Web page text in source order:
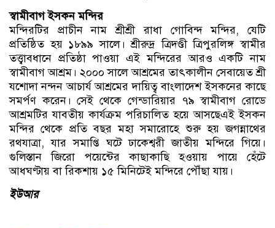
স্বামীবাগ ইসকন মন্দির
মন্দিরটির প্রাচীন নাম শ্রীশ্রী রাধা গোবিন্দ মন্দির, যেটি
প্রতিষ্ঠিত হয় ১৮৯৯ সালে। শ্রীরুদ্র ত্রিদণ্ডী ত্রিপুরলিঙ্গ স্বামীর
তত্ত্বাবধানে প্রতিষ্ঠা পাওয়া এই মন্দিরের আরও একটি নাম
স্বামীবাগ আশ্রম। ২০০০ সালে আশ্রমের তাৎকালীন সেবায়েত শ্রী
যশোদা নন্দন আচার্য আশ্রমের দায়িত্ব বাংলাদেশ ইসকনের কাছে
সমর্পণ করেন। সেই থেকে গেন্ডারিয়ার ৭৯ স্বামীবাগ রোডে
আশ্রমটির যাবতীয় কার্যক্রম পরিচালিত হয়ে আসছেএই ইসকন
মন্দির থেকে প্রতি বছর মহা সমারোহে শুরু হয় জগন্নাথের
রথযাত্রা, যার সমাপ্তি ঘটে ঢাকেশ্বরী জাতীয় মন্দিরে গিয়ে।
গুলিস্তান জিরো পয়েন্টের কাছাকাছি হওয়ায় পায়ে হেঁটে
আধঘণ্টায় বা রিকশায় ১৫ মিনিটেই মন্দিরে পৌঁছা যায়।
ইউআর